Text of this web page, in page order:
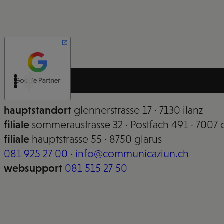
hauptstandort glennerstrasse 17 · 7130 ilanz
filiale sommeraustrasse 32 · Postfach 491 · 7007
filiale hauptstrasse 55 · 8750 glarus
081 925 27 00 · info@communicaziun.ch
websupport 081 515 27 50